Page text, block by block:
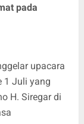
pada
upacara
1 Juli yang
H. Siregar di